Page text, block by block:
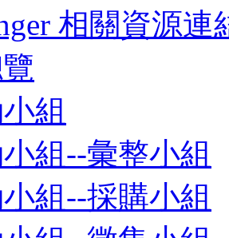
相關資源連
組
組--彙整小組
組--採購小組